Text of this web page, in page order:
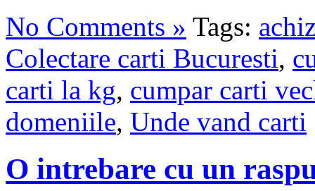
No Comments » Tags:
Colectare carti Bucuresti,
carti la kg, cumpar carti
domeniile, Unde vand carti
O intrebare cu un